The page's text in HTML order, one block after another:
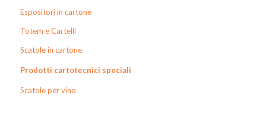
Espositori in cartone
Totem e Cartelli
Scatole in cartone
Prodotti cartotecnici speciali
Scatole per vino